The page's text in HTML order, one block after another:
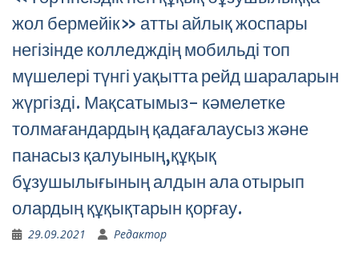
жол бермейік» атты айлық жоспары
негізінде колледждің мобильді топ
мүшелері түнгі уақытта рейд шараларын
жүргізді. Мақсатымыз- кәмелетке
толмағандардың қадағалаусыз және
панасыз қалуының,құқық
бұзушылығының алдын ала отырып
олардың құқықтарын қорғау.
29.09.2021 Редактор